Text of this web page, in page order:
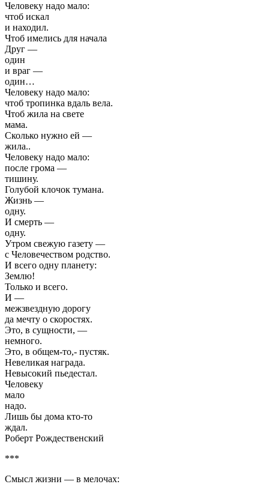
Человеку надо мало:
чтоб искал
и находил.
Чтоб имелись для начала
Друг —
один
и враг —
один…
Человеку надо мало:
чтоб тропинка вдаль вела.
Чтоб жила на свете
мама.
Сколько нужно ей —
жила..
Человеку надо мало:
после грома —
тишину.
Голубой клочок тумана.
Жизнь —
одну.
И смерть —
одну.
Утром свежую газету —
с Человечеством родство.
И всего одну планету:
Землю!
Только и всего.
И —
межзвездную дорогу
да мечту о скоростях.
Это, в сущности, —
немного.
Это, в общем-то,- пустяк.
Невеликая награда.
Невысокий пьедестал.
Человеку
мало
надо.
Лишь бы дома кто-то
ждал.
Роберт Рождественский
***
Смысл жизни — в мелочах: